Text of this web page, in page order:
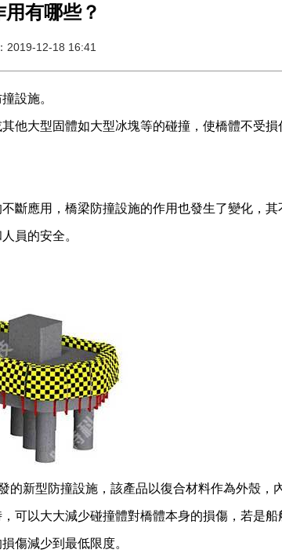
有哪些？
2019-12-18 16:41
設施。
他大型固體如大型冰塊等的碰撞，使橋體不受損
斷應用，橋梁防撞設施的作用也發生了變化，其
員的安全。
的新型防撞設施，該產品以復合材料作為外殼，
可以大大減少碰撞體對橋體本身的損傷，若是船
傷減少到最低限度。